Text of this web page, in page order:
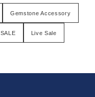
Gemstone Accessory
SALE Live Sale